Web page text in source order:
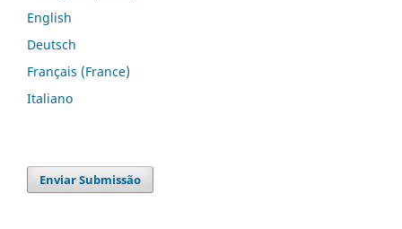
English
Deutsch
Français (France)
Italiano
Enviar Submissão